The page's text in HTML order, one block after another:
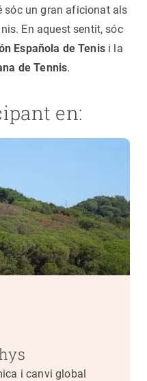
sóc un gran aficionat als
En aquest sentit, sóc
Española de Tenisi la
de Tennis.
en:
i canvi global